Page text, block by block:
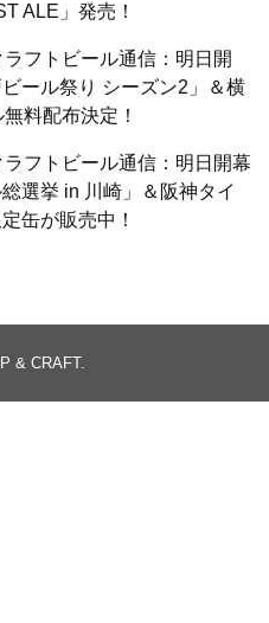
ALE」発売！
ラフトビール通信：明日開
ール祭り シーズン2」＆横
料配布決定！
ラフトビール通信：明日開幕
総選挙 in 川崎」＆阪神タイ
缶が販売中！
& CRAFT.